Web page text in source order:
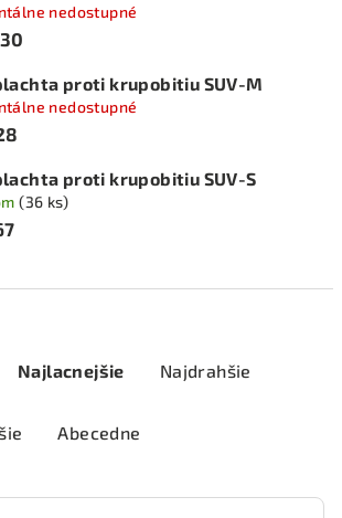
nedostupné
proti krupobitiu SUV-M
nedostupné
proti krupobitiu SUV-S
(36 ks)
Najlacnejšie Najdrahšie
Abecedne